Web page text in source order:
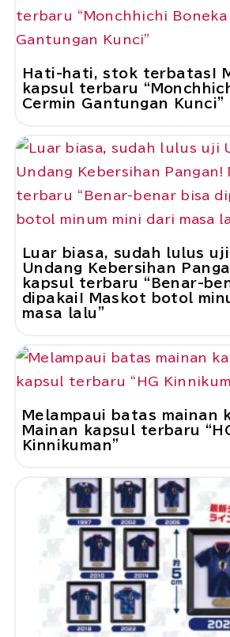
Hati-hati, stok terbatas!
kapsul terbaru
Cermin Gantungan Kunci”
Luar biasa, sudah lulus
Undang Kebersihan
kapsul terbaru “Benar-
dipakai! Maskot botol
masa lalu”
Melampaui batas mainan
Mainan kapsul terbaru
Kinnikuman”